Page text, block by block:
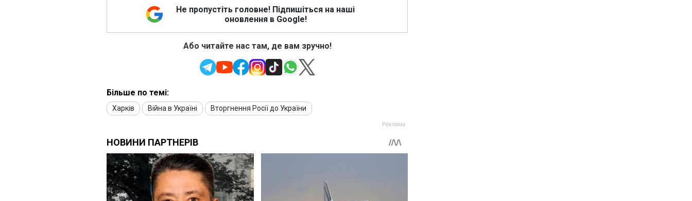
Не пропустіть головне! Підпишіться на наші
оновлення в Google!
Або читайте нас там, де вам зручно!
Більше по темі:
Харків Війна в Україні Вторгнення Росії до України